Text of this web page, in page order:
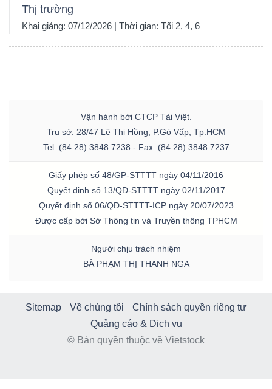
Thị trường
Khai giảng: 07/12/2026 | Thời gian: Tối 2, 4, 6
Vận hành bởi CTCP Tài Việt.
Trụ sở: 28/47 Lê Thị Hồng, P.Gò Vấp, Tp.HCM
Tel: (84.28) 3848 7238 - Fax: (84.28) 3848 7237
Giấy phép số 48/GP-STTTT ngày 04/11/2016
Quyết định số 13/QĐ-STTTT ngày 02/11/2017
Quyết định số 06/QĐ-STTTT-ICP ngày 20/07/2023
Được cấp bởi Sở Thông tin và Truyền thông TPHCM
Người chịu trách nhiệm
BÀ PHẠM THỊ THANH NGA
Sitemap Về chúng tôi
Chính sách quyền riêng tư
Quảng cáo & Dịch vụ
© Bản quyền thuộc về Vietstock